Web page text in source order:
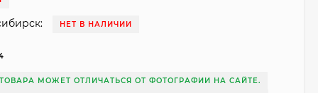
НЕТ В НАЛИЧИИ
МОЖЕТ ОТЛИЧАТЬСЯ ОТ ФОТОГРАФИИ НА САЙТЕ.